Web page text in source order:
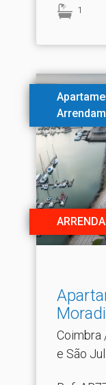
1
d.​..
Coimbra
e São